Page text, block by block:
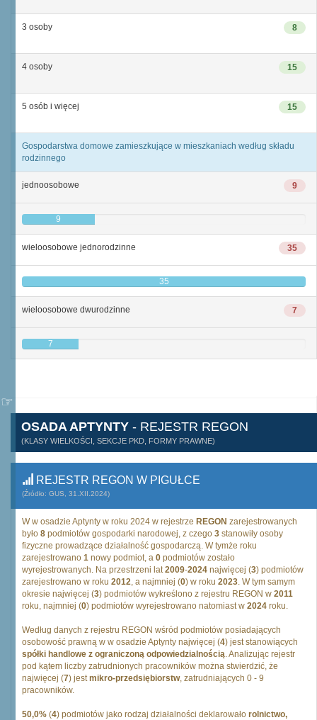
8
3 osoby
15
4 osoby
15
5 osób i więcej
Gospodarstwa domowe zamieszkujące w mieszkaniach według składu
rodzinnego
9
jednoosobowe
9
35
wieloosobowe jednorodzinne
35
7
wieloosobowe dwurodzinne
7
OSADA APTYNTY - REJESTR REGON
(KLASY WIELKOŚCI, SEKCJE PKD, FORMY PRAWNE)
REJESTR REGON W PIGUŁCE
(Źródło: GUS, 31.XII.2024)
W w osadzie Aptynty w roku 2024 w rejestrze REGON zarejestrowanych
było 8 podmiotów gospodarki narodowej, z czego 3 stanowiły osoby
fizyczne prowadzące działalność gospodarczą. W tymże roku
zarejestrowano 1 nowy podmiot, a 0 podmiotów zostało
wyrejestrowanych. Na przestrzeni lat2009-2024 najwięcej (3) podmiotów
zarejestrowano w roku 2012, a najmniej (0) w roku 2023. W tym samym
okresie najwięcej (3) podmiotów wykreślono z rejestru REGON w 2011
roku, najmniej (0) podmiotów wyrejestrowano natomiast w 2024 roku.
Według danych z rejestru REGON wśród podmiotów posiadających
osobowość prawną w w osadzie Aptynty najwięcej (4) jest stanowiących
spółki handlowe z ograniczoną odpowiedzialnością. Analizując rejestr
pod kątem liczby zatrudnionych pracowników można stwierdzić, że
najwięcej (7) jestmikro-przedsiębiorstw, zatrudniających 0 - 9
pracowników.
50,0% (4) podmiotów jako rodzaj działalności deklarowało rolnictwo,